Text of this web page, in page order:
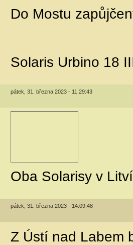
Do Mostu
Solaris Urbino 18
pátek, 31. března 2023 - 11:29:43
Oba Solarisy v
pátek, 31. března 2023 - 14:09:48
Z Ústí nad Labem